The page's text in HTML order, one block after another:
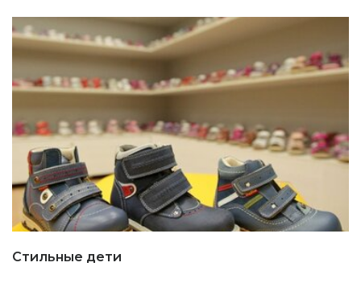
Стильные дети